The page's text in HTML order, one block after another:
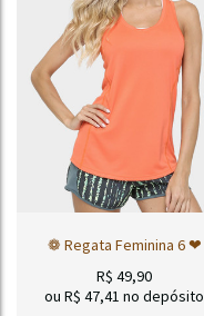
❁ Regata Feminina 6 ❤
R$ 49,90
ou R$ 47,41 no depósito